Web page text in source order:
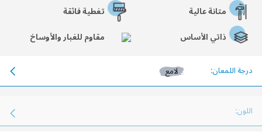
متانة عالية
تغطية فائقة
ذاتي الأساس
مقاوم للغبار والأوساخ
درجة اللمعان: لامع
اللون: